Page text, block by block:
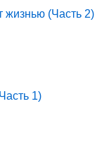
жизнью (Часть 2)
1)